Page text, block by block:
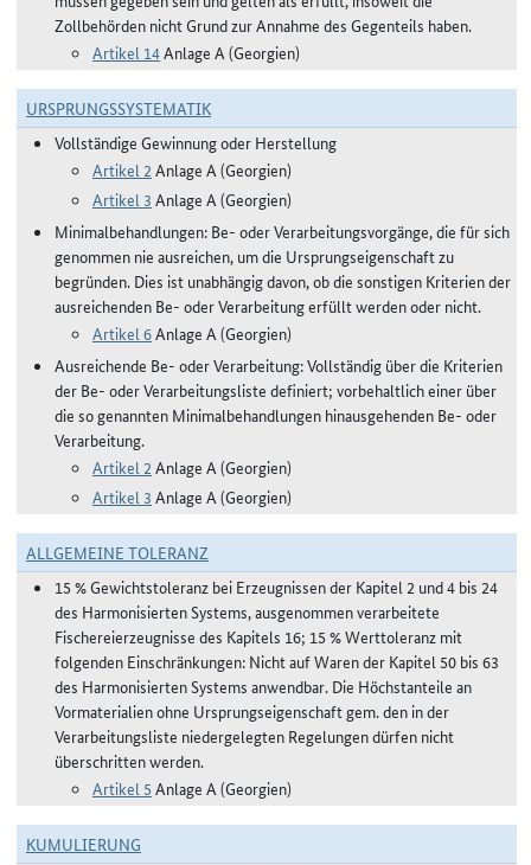
Zollbehörden nicht Grund zur Annahme des Gegenteils haben.
Artikel 14Anlage A (Georgien)
URSPRUNGSSYSTEMATIK
Vollständige Gewinnung oder Herstellung
Artikel 2 Anlage A (Georgien)
Artikel 3 Anlage A (Georgien)
Minimalbehandlungen: Be- oder Verarbeitungsvorgänge, die für sich
genommen nie ausreichen, um die Ursprungseigenschaft zu
begründen. Dies ist unabhängig davon, ob die sonstigen Kriterien der
ausreichenden Be- oder Verarbeitung erfüllt werden oder nicht.
Artikel 6Anlage A (Georgien)
Ausreichende Be- oder Verarbeitung: Vollständig über die Kriterien
der Be- oder Verarbeitungsliste definiert; vorbehaltlich einer über
die so genannten Minimalbehandlungen hinausgehenden Be- oder
Verarbeitung.
Artikel 2 Anlage A (Georgien)
Artikel 3 Anlage A (Georgien)
ALLGEMEINE TOLERANZ
15 % Gewichtstoleranz bei Erzeugnissen der Kapitel 2 und 4 bis 24
des Harmonisierten Systems, ausgenommen verarbeitete
Fischereierzeugnisse des Kapitels 16; 15 % Werttoleranz mit
folgenden Einschränkungen: Nicht auf Waren der Kapitel 50 bis 63
des Harmonisierten Systems anwendbar. Die Höchstanteile an
Vormaterialien ohne Ursprungseigenschaft gem. den in der
Verarbeitungsliste niedergelegten Regelungen dürfen nicht
überschritten werden.
Artikel 5 Anlage A (Georgien)
KUMULIERUNG